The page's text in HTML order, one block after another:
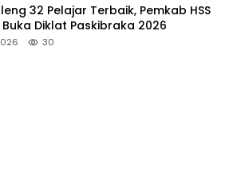
32 Pelajar Terbaik, Pemkab HSS
Buka Diklat Paskibraka 2026
30